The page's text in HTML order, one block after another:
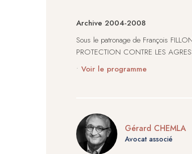
Archive 2004-2008
Sous le patronage de François
PROTECTION CONTRE LES
• Voir le programme
Gérard CHEMLA
Avocat associé